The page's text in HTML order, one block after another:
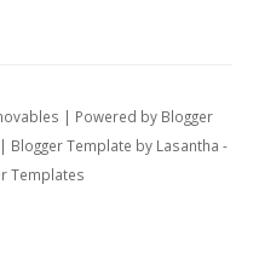
| Powered by Blogger
| Blogger Template by Lasantha -
Templates